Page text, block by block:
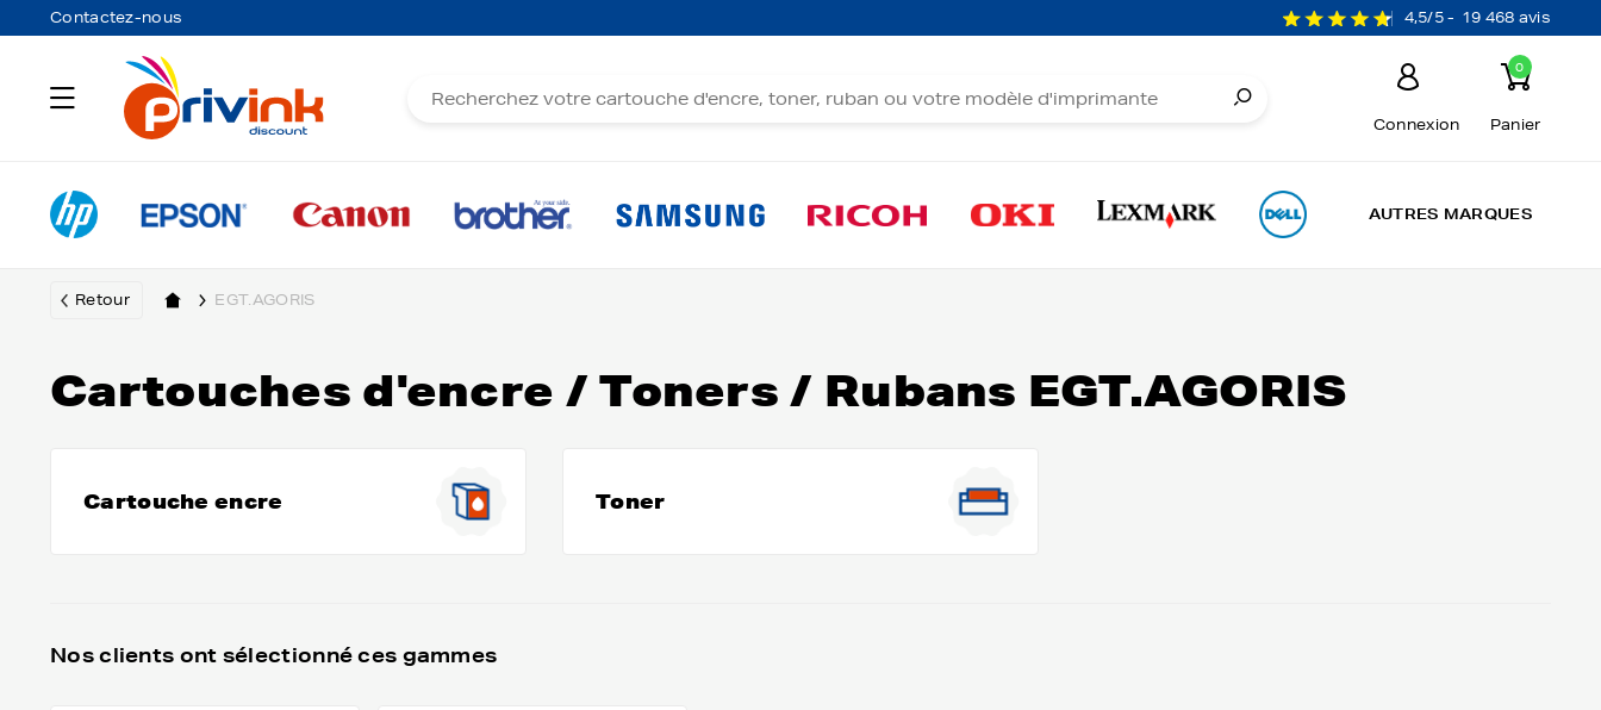
Contactez-nous 4,5/5 - 19 468 avis
Connexion
0
Panier
AUTRES MARQUES
Retour EGT.AGORIS
Cartouches d'encre / Toners / Rubans EGT.AGORIS
Cartouche encre Toner
Nos clients ont sélectionné ces gammes